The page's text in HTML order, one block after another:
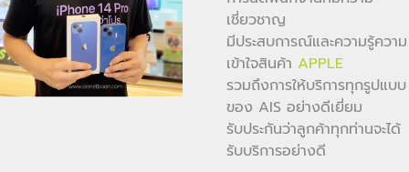
เชี่ยวชาญ
มีประสบการณ์และความรู้ความ
เข้าใจสินค้า APPLE
รวมถึงการให้บริการทุกรูปแบบ
ของ AIS อย่างดีเยี่ยม
รับประกันว่าลูกค้าทุกท่านจะได้
รับบริการอย่างดี